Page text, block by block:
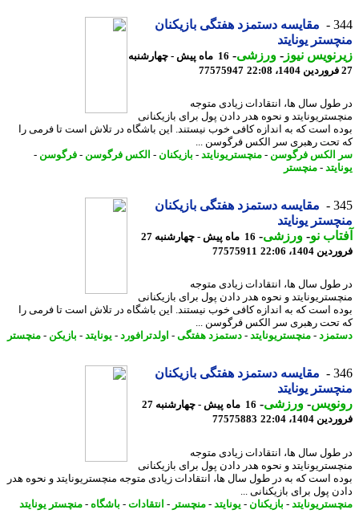
مقایسه دستمزد هفتگی بازیکنان
یونایتد
نیوز-ورزشی-
16 ماه پیش - چهارشنبه
77575947
سال ها، انتقادات زیادی متوجه
و نحوه هدر دادن پول برای بازیکنانی
است که به اندازه کافی خوب نیستند. این باشگاه در تلاش است تا فرمی را
تحت رهبری سر الکس فرگوسن ...
الکس فرگوسن-منچستریونایتد-بازیکنان-الکس فرگوسن-فرگوسن-
-منچستر
مقایسه دستمزد هفتگی بازیکنان
یونایتد
نو- ورزشی-
16 ماه پیش - چهارشنبه 27
1404، 22:06
77575911
سال ها، انتقادات زیادی متوجه
و نحوه هدر دادن پول برای بازیکنانی
است که به اندازه کافی خوب نیستند. این باشگاه در تلاش است تا فرمی را
تحت رهبری سر الکس فرگوسن ...
-منچستریونایتد-دستمزد هفتگی-اولدترافورد-یونایتد-بازیکن -منچستر
مقایسه دستمزد هفتگی بازیکنان
یونایتد
-ورزشی-
16 ماه پیش - چهارشنبه 27
1404، 22:04
77575883
سال ها، انتقادات زیادی متوجه
و نحوه هدر دادن پول برای بازیکنانی
است که به در طول سال ها، انتقادات زیادی متوجه منچستریونایتد و نحوه هدر
پول برای بازیکنانی ...
-بازیکنان-یونایتد-منچستر-انتقادات- باشگاه-منچستر یونایتد